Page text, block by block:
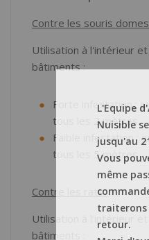
Contre les souris
Utilisation à l'intérieur
bâtiments :
Forte infestation :
tous les 2 mètres.
Faible infestation :
tous les 5 mètres
Contre les rats :
Utilisation à l'intérieur
bâtiments :
L'Equipe
Nuisible
jusqu'au
Vous
même
traiterons
retour.